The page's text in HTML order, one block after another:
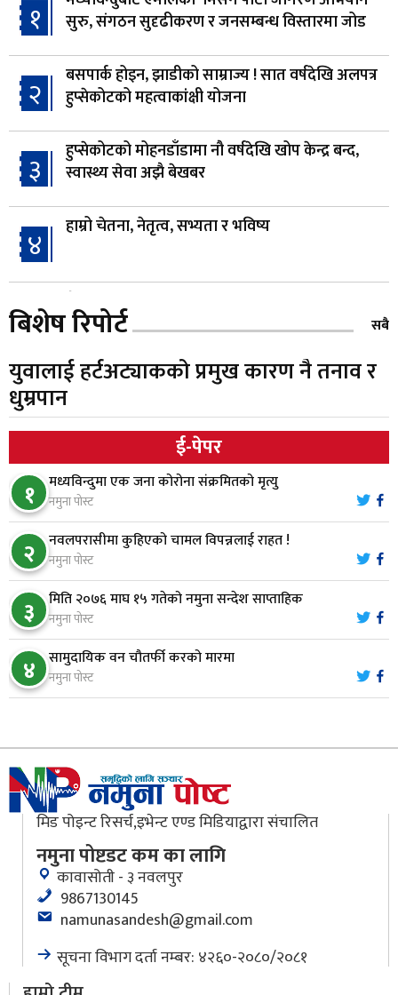
१
सुरु, संगठन सुदृढीकरण र जनसम्बन्ध विस्तारमा जोड
२
बसपार्क होइन, झाडीको साम्राज्य ! सात वर्षदेखि अलपत्र
हुप्सेकोटको महत्वाकांक्षी योजना
३
हुप्सेकोटको मोहनडाँडामा नौ वर्षदेखि खोप केन्द्र बन्द,
स्वास्थ्य सेवा अझै बेखबर
४ हाम्रो चेतना, नेतृत्व, सभ्यता र भविष्य
५
गैँडाको आतंकः बगुवनमा किसानको धानबाली नष्ट,
क्षतिपूर्तिको माग
६
स्थापनाको एक दशकपछि विनयी त्रिवेणीको आफ्नै
प्रशासकीय भवनको शिलान्यास
७
भरतपुर अस्पतालद्वारा आइसियुमा प्रतिक्षारत बिरामीको
नाम ‘डिस्प्ले बोर्ड’मा
८ नारायणघाट–बुटवल सडकमा ‘क्यानोपी ब्रिज’ निर्माण
९
मौलाकालिकाको १८८२ खुड्किला : आस्था र आरोग्यको‘
‘सर्ट हाइकिङ’
१० वन उद्यममा जोडिँदै नवलपुरका महिला
बिशेष रिपोर्ट सबै
युवालाई हर्टअट्याकको प्रमुख कारण नै तनाव र
धुम्रपान
ई-पेपर
१ मध्यविन्दुमा एक जना कोरोना संक्रमितको मृत्यु
नमुना पोस्ट
२ नवलपरासीमा कुहिएको चामल विपन्नलाई राहत !
नमुना पोस्ट
३ मिति २०७६ माघ १५ गतेको नमुना सन्देश साप्ताहिक
नमुना पोस्ट
४ सामुदायिक वन चौतर्फी करको मारमा
नमुना पोस्ट
मिड पोइन्ट रिसर्च,इभेन्ट एण्ड मिडियाद्वारा संचालित
नमुना पोष्टडट कम का लागि
कावासोती - ३ नवलपुर
9867130145
namunasandesh@gmail.com
सूचना विभाग दर्ता नम्बर: ४२६०-२०८०/२०८१